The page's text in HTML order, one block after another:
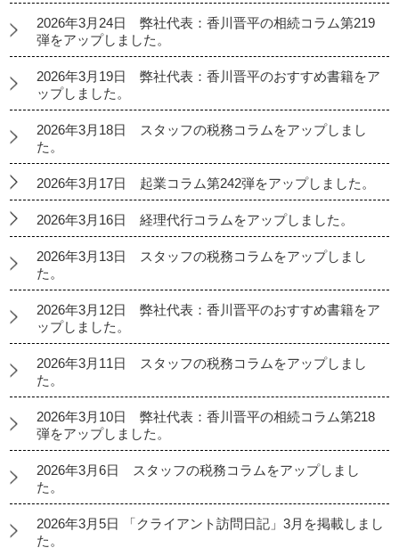
2026年3月24日 弊社代表：香川晋平の相続コラム第219
弾をアップしました。
2026年3月19日 弊社代表：香川晋平のおすすめ書籍をア
ップしました。
2026年3月18日 スタッフの税務コラムをアップしまし
た。
2026年3月17日 起業コラム第242弾をアップしました。
2026年3月16日 経理代行コラムをアップしました。
2026年3月13日 スタッフの税務コラムをアップしまし
た。
2026年3月12日 弊社代表：香川晋平のおすすめ書籍をア
ップしました。
2026年3月11日 スタッフの税務コラムをアップしまし
た。
2026年3月10日 弊社代表：香川晋平の相続コラム第218
弾をアップしました。
2026年3月6日 スタッフの税務コラムをアップしまし
た。
2026年3月5日 「クライアント訪問日記」3月を掲載しまし
た。